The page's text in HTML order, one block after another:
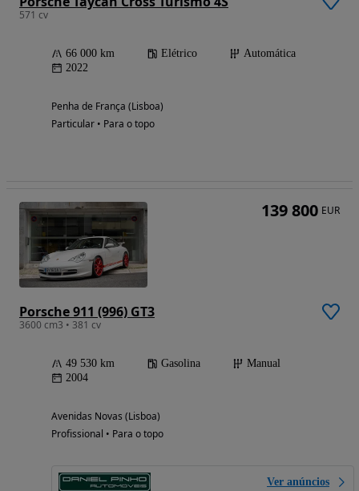
571 cv
66 000 km Elétrico
Automática
2022
Penha de França (Lisboa)
Particular • Para o topo
Porsche 911 (996) GT3
3600 cm3 • 381 cv
49 530 km Gasolina
Manual
2004
Avenidas Novas (Lisboa)
Profissional • Para o topo
Ver anúncios
139 800 EUR